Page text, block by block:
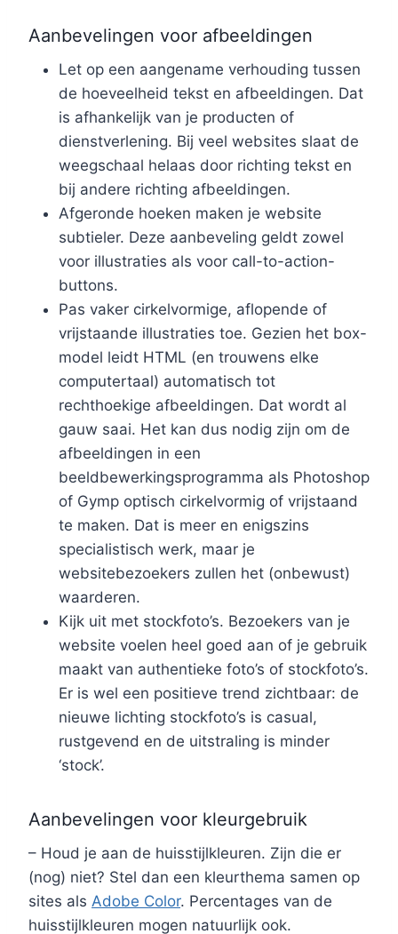
Aanbevelingen voor afbeeldingen
Let op een aangename verhouding tussen
de hoeveelheid tekst en afbeeldingen. Dat
is afhankelijk van je producten of
dienstverlening. Bij veel websites slaat de
weegschaal helaas door richting tekst en
bij andere richting afbeeldingen.
Afgeronde hoeken maken je website
subtieler. Deze aanbeveling geldt zowel
voor illustraties als voor call-to-action-
buttons.
Pas vaker cirkelvormige, aflopende of
vrijstaande illustraties toe. Gezien het box-
model leidt HTML (en trouwens elke
computertaal) automatisch tot
rechthoekige afbeeldingen. Dat wordt al
gauw saai. Het kan dus nodig zijn om de
afbeeldingen in een
beeldbewerkingsprogramma als Photoshop
of Gymp optisch cirkelvormig of vrijstaand
te maken. Dat is meer en enigszins
specialistisch werk, maar je
websitebezoekers zullen het (onbewust)
waarderen.
Kijk uit met stockfoto’s. Bezoekers van je
website voelen heel goed aan of je gebruik
maakt van authentieke foto’s of stockfoto’s.
Er is wel een positieve trend zichtbaar: de
nieuwe lichting stockfoto’s is casual,
rustgevend en de uitstraling is minder
‘stock’.
Aanbevelingen voor kleurgebruik
– Houd je aan de huisstijlkleuren. Zijn die er
(nog) niet? Stel dan een kleurthema samen op
sites als Adobe Color. Percentages van de
huisstijlkleuren mogen natuurlijk ook.